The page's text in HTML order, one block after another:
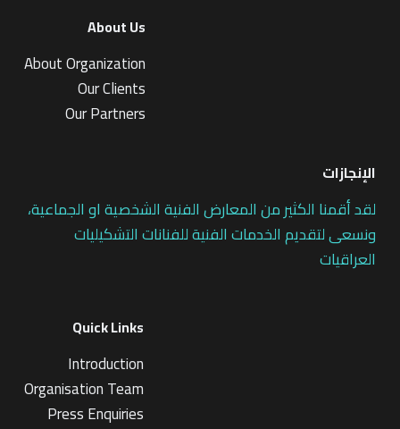
About Us
About Organization
Our Clients
Our Partners
الإنجازات
لقد أقمنا الكثير من المعارض الفنية الشخصية او الجماعية،
ونسعى لتقديم الخدمات الفنية للفنانات التشكيليات
العراقيات
Quick Links
Introduction
Organisation Team
Press Enquiries